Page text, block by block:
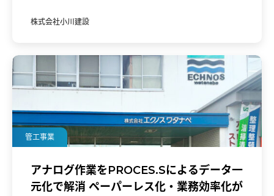
株式会社小川建設
管工事業
アナログ作業をPROCES.Sによるデータ一
元化で解消 ペーパーレス化・業務効率化が